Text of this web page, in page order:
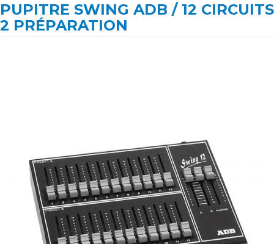
PUPITRE SWING ADB / 12 CIRCUITS
2 PRÉPARATION